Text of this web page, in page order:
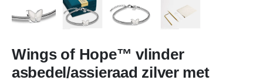
Wings of Hope™ vlinder
asbedel/assieraad zilver met